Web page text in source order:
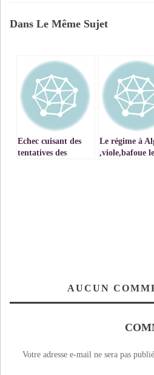
Dans Le Même Sujet
Le régime à
,viole,bafoue
Echec cuisant des
tentatives des
AUCUN
Votre adresse e-mail ne sera pas